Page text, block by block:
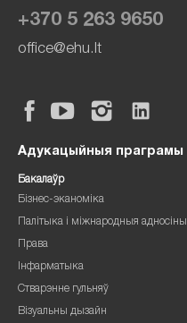
+370 5 263 9650
office@ehu.lt
Адукацыйныя праграмы
Бакалаўр
Бізнес-эканоміка
Палітыка і міжнародныя адносіны
Права
Інфарматыка
Стварэнне гульняў
Візуальны дызайн